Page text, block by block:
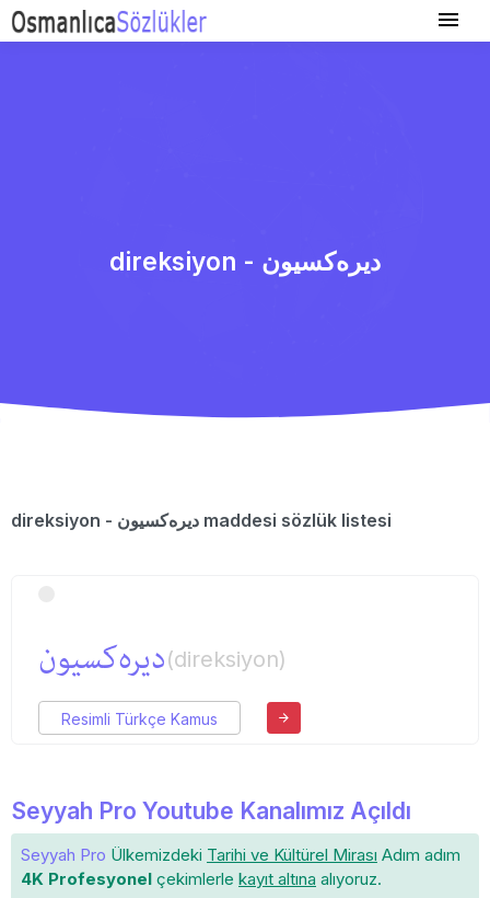
direksiyon - دیره‌كسیون
direksiyon - دیره‌كسیون maddesi sözlük listesi
دیره‌كسیون(direksiyon)
Resimli Türkçe Kamus
Seyyah Pro Youtube Kanalımız Açıldı
Seyyah Pro Ülkemizdeki Tarihi ve Kültürel Mirası Adım adım
4K Profesyonel çekimlerle kayıt altına alıyoruz.